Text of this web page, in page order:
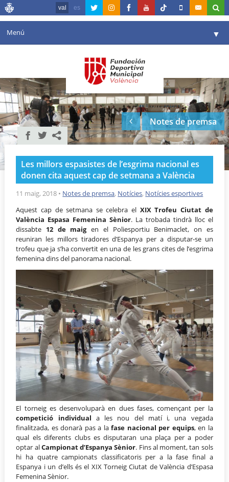
val es
Menú ▼
Agenda
Instal·lacions ▼
Comunicació ▼
València en esport
Portal de Transparència
Reserves
Notes de premsa
Les millors espasistes de l’esgrima nacional es
donen cita aquest cap de setmana a València
11 maig, 2018 • Notes de premsa, Notícies, Notícies esportives
Aquest cap de setmana se celebra el XIX Trofeu Ciutat de
València Espasa Femenina Sènior. La trobada tindrà lloc el
dissabte 12 de maigen el Poliesportiu Benimaclet, on es
reuniran les millors tiradores d’Espanya per a disputar-se un
trofeu que ja s’ha convertit en una de les grans cites de l’esgrima
femenina dins del panorama nacional.
El torneig es desenvoluparà en dues fases, començant per la
competició individual a les nou del matí i, una vegada
finalitzada, es donarà pas a lafase nacional per equips, en la
qual els diferents clubs es disputaran una plaça per a poder
optar alCampionat d’Espanya Sènior. Fins al moment, tan sols
hi ha quatre campionats classificatoris per a la fase final a
Espanya i un d’ells és el XIX Torneig Ciutat de València d’Espasa
Femenina Sènior.